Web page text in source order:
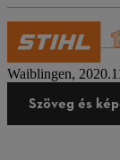
Sajtó
Waiblingen,
Szöveg és